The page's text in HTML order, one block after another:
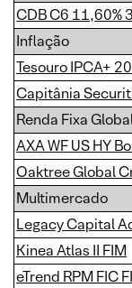
CDB C6 11,60%
Inflação
Tesouro IPCA+
Capitânia
Renda Fixa
AXA WF US HY
Oaktree Global
Multimercado
Legacy Capital
Kinea Atlas II FIM
eTrend RPM FIC